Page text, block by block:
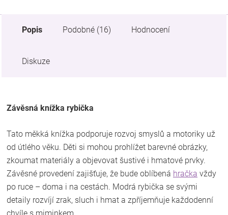
Popis Podobné (16) Hodnocení
Diskuze
Závěsná knížka rybička
Tato měkká knížka podporuje rozvoj smyslů a motoriky už
od útlého věku. Děti si mohou prohlížet barevné obrázky,
zkoumat materiály a objevovat šustivé i hmatové prvky.
Závěsné provedení zajišťuje, že bude oblíbená hračka vždy
po ruce – doma i na cestách. Modrá rybička se svými
detaily rozvíjí zrak, sluch i hmat a zpříjemňuje každodenní
chvíle s miminkem.